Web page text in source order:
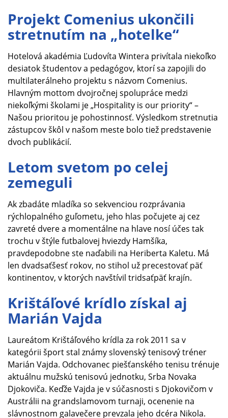
Projekt Comenius ukončili
stretnutím na „hotelke“
Hotelová akadémia Ľudovíta Wintera privítala niekoľko
desiatok študentov a pedagógov, ktorí sa zapojili do
multilaterálneho projektu s názvom Comenius.
Hlavným mottom dvojročnej spolupráce medzi
niekoľkými školami je „Hospitality is our priority“ –
Našou prioritou je pohostinnosť. Výsledkom stretnutia
zástupcov škôl v našom meste bolo tiež predstavenie
dvoch publikácií.
Letom svetom po celej
zemeguli
Ak zbadáte mladíka so sekvenciou rozprávania
rýchlopalného guľometu, jeho hlas počujete aj cez
zavreté dvere a momentálne na hlave nosí účes tak
trochu v štýle futbalovej hviezdy Hamšíka,
pravdepodobne ste naďabili na Heriberta Kaletu. Má
len dvadsaťšesť rokov, no stihol už precestovať päť
kontinentov, v ktorých navštívil tridsaťpäť krajín.
Krištáľové krídlo získal aj
Marián Vajda
Laureátom Krištáľového krídla za rok 2011 sa v
kategórii šport stal známy slovenský tenisový tréner
Marián Vajda. Odchovanec piešťanského tenisu trénuje
aktuálnu mužskú tenisovú jednotku, Srba Novaka
Djokoviča. Keďže Vajda je v súčasnosti s Djokovičom v
Austrálii na grandslamovom turnaji, ocenenie na
slávnostnom galavečere prevzala jeho dcéra Nikola.